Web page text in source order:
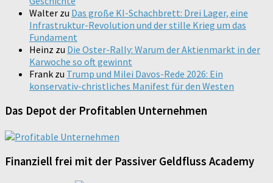
Walter zu Das große KI-Schachbrett: Drei Lager, eine
Infrastruktur-Revolution und der stille Krieg um das
Fundament
Heinz zu Die Oster-Rally: Warum der Aktienmarkt in der
Karwoche so oft gewinnt
Frank zu Trump und Milei Davos-Rede 2026: Ein
konservativ-christliches Manifest für den Westen
Das Depot der Profitablen Unternehmen
Finanziell frei mit der Passiver Geldfluss Academy